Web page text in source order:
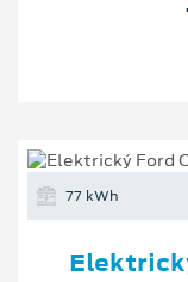
77 kWh